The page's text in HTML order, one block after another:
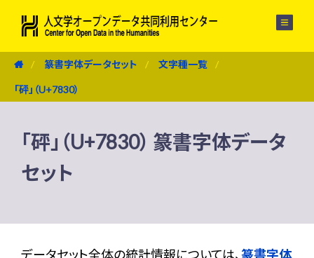
篆書字体データセット 文字種一覧
「砰」（U+7830）
「砰」（U+7830） 篆書字体データ
セット
データセット全体の統計情報については、篆書字体